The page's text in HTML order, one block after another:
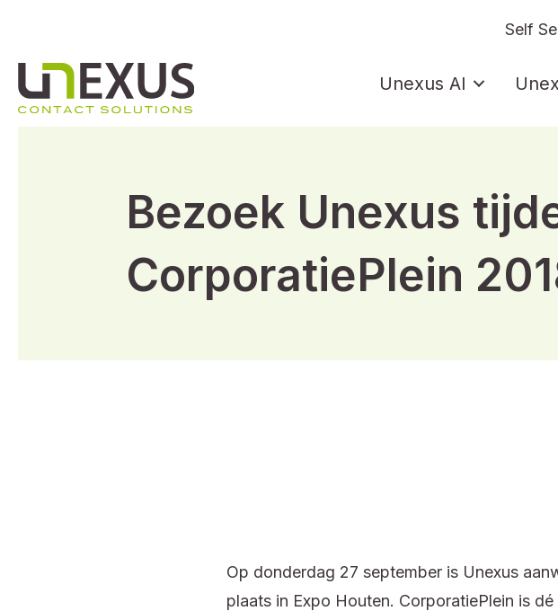
Self
Unexus AI
Bezoek Unexus
CorporatiePlein
Op donderdag 27 september is Unexus
plaats in Expo Houten. CorporatiePlein is